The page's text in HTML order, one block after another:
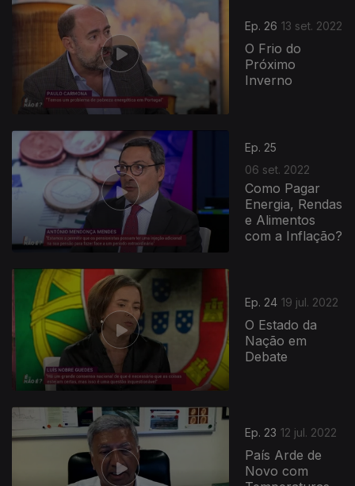
Ep. 26 13 set. 2022
O Frio do
Próximo
Inverno
Ep. 25
06 set. 2022
Como Pagar
Energia, Rendas
e Alimentos
com a Inflação?
Ep. 24 19 jul. 2022
O Estado da
Nação em
Debate
Ep. 23 12 jul. 2022
País Arde de
Novo com